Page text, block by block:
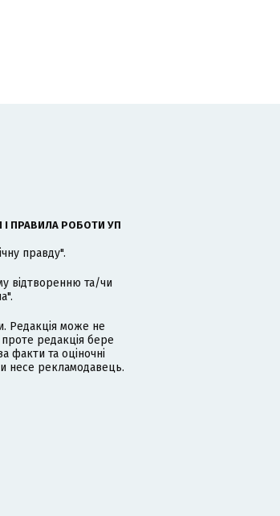
ПРАВИЛА РОБОТИ УП
правду".
відтворенню та/чи
Редакція може не
редакція бере
факти та оціночні
несе рекламодавець.